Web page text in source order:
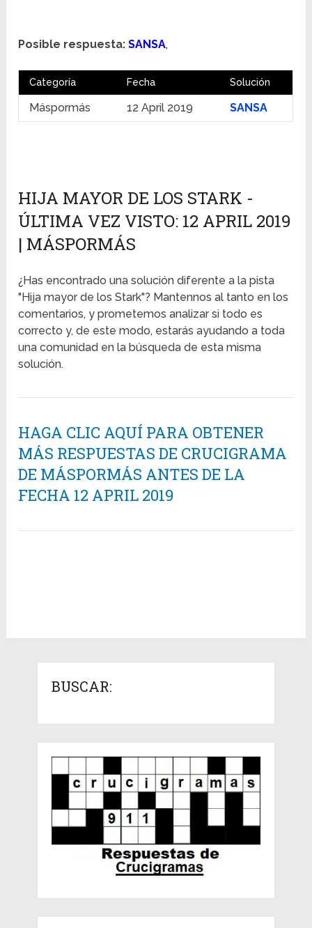
Posible respuesta: SANSA,
Categoría Fecha Solución
Máspormás 12 April 2019 SANSA
HIJA MAYOR DE LOS STARK -
ÚLTIMA VEZ VISTO: 12 APRIL 2019
| MÁSPORMÁS
¿Has encontrado una solución diferente a la pista
"Hija mayor de los Stark"? Mantennos al tanto en los
comentarios, y prometemos analizar si todo es
correcto y, de este modo, estarás ayudando a toda
una comunidad en la búsqueda de esta misma
solución.
HAGA CLIC AQUÍ PARA OBTENER
MÁS RESPUESTAS DE CRUCIGRAMA
DE MÁSPORMÁS ANTES DE LA
FECHA 12 APRIL 2019
BUSCAR: